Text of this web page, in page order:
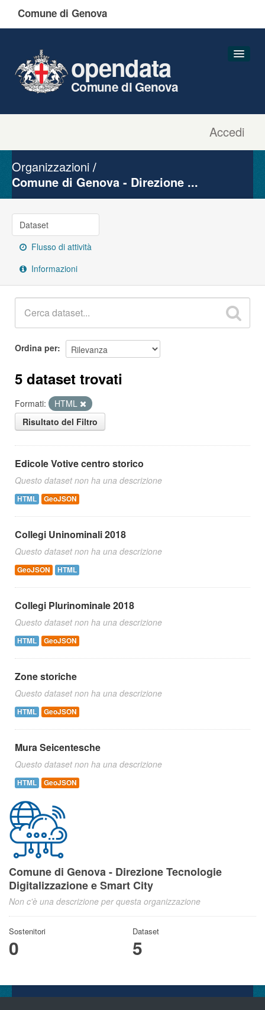
Comune di Genova
Accedi
opendata
Comune di Genova
Gruppi
Organizzazioni
Comune di Genova - Direzione ...
Dataset
Flusso di attività
Informazioni
Ordina per
5 dataset trovati
Formati:
HTML
Risultato del Filtro
Edicole Votive centro storico
Questo dataset non ha una descrizione
HTML GeoJSON
Collegi Uninominali 2018
Questo dataset non ha una descrizione
GeoJSON HTML
Collegi Plurinominale 2018
Questo dataset non ha una descrizione
HTML GeoJSON
Zone storiche
Questo dataset non ha una descrizione
HTML GeoJSON
Mura Seicentesche
Questo dataset non ha una descrizione
HTML GeoJSON
Comune di Genova - Direzione Tecnologie
Digitalizzazione e Smart City
Non c'è una descrizione per questa organizzazione
Sostenitori
0
Dataset
5